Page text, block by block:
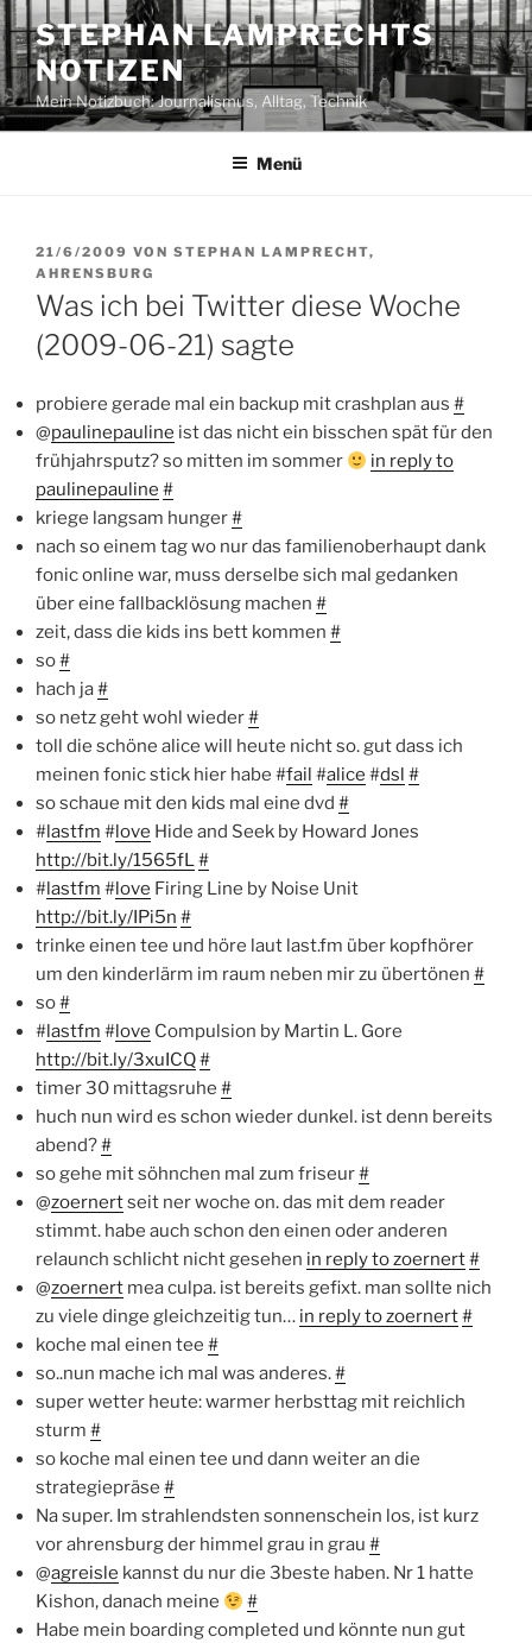
Zum
Inhalt
springen
STEPHAN LAMPRECHTS
NOTIZEN
Mein Notizbuch: Journalismus, Alltag, Technik
Menü
VERÖFFENTLICHT
AM
21/6/2009 VON STEPHAN LAMPRECHT,
AHRENSBURG
Was ich bei Twitter diese Woche
(2009-06-21) sagte
probiere gerade mal ein backup mit crashplan aus #
@paulinepauline ist das nicht ein bisschen spät für den
frühjahrsputz? so mitten im sommer
in reply to
paulinepauline #
kriege langsam hunger#
nach so einem tag wo nur das familienoberhaupt dank
fonic online war, muss derselbe sich mal gedanken
über eine fallbacklösung machen #
zeit, dass die kids ins bett kommen #
so#
hach ja#
so netz geht wohl wieder#
toll die schöne alice will heute nicht so. gut dass ich
meinen fonic stick hier habe #fail #alice #dsl #
so schaue mit den kids mal eine dvd #
#lastfm #love Hide and Seek by Howard Jones
http://bit.ly/1565fL#
#lastfm #love Firing Line by Noise Unit
http://bit.ly/IPi5n #
trinke einen tee und höre laut last.fm über kopfhörer
um den kinderlärm im raum neben mir zu übertönen #
so#
#lastfm #love Compulsion by Martin L. Gore
http://bit.ly/3xuICQ#
timer 30 mittagsruhe #
huch nun wird es schon wieder dunkel. ist denn bereits
abend?#
so gehe mit söhnchen mal zum friseur#
@zoernertseit ner woche on. das mit dem reader
stimmt. habe auch schon den einen oder anderen
relaunch schlicht nicht gesehen in reply to zoernert#
@zoernert mea culpa. ist bereits gefixt. man sollte nich
zu viele dinge gleichzeitig tun… in reply to zoernert#
koche mal einen tee #
so..nun mache ich mal was anderes.#
super wetter heute: warmer herbsttag mit reichlich
sturm #
so koche mal einen tee und dann weiter an die
strategiepräse #
Na super. Im strahlendsten sonnenschein los, ist kurz
vor ahrensburg der himmel grau in grau #
@agreisle kannst du nur die 3beste haben. Nr 1 hatte
Kishon, danach meine
#
Habe mein boarding completed und könnte nun gut